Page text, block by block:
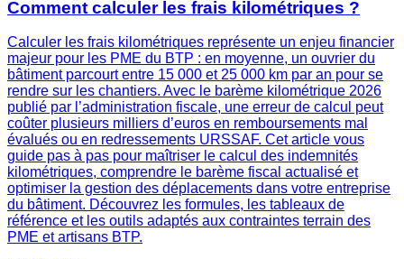
Comment calculer les frais kilométriques ?
Calculer les frais kilométriques représente un enjeu financier
majeur pour les PME du BTP : en moyenne, un ouvrier du
bâtiment parcourt entre 15 000 et 25 000 km par an pour se
rendre sur les chantiers. Avec le barème kilométrique 2026
publié par l’administration fiscale, une erreur de calcul peut
coûter plusieurs milliers d’euros en remboursements mal
évalués ou en redressements URSSAF. Cet article vous
guide pas à pas pour maîtriser le calcul des indemnités
kilométriques, comprendre le barème fiscal actualisé et
optimiser la gestion des déplacements dans votre entreprise
du bâtiment. Découvrez les formules, les tableaux de
référence et les outils adaptés aux contraintes terrain des
PME et artisans BTP.